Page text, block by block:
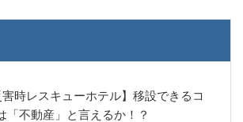
害時レスキューホテル】移設できるコ
「不動産」と言えるか！？